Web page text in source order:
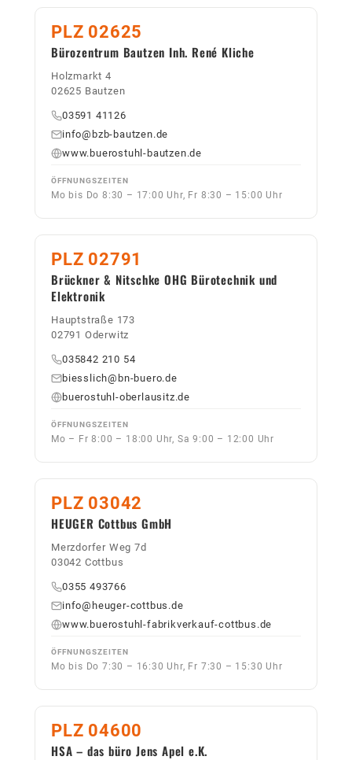
PLZ 02625
Bürozentrum Bautzen Inh. René Kliche
Holzmarkt 4
02625 Bautzen
03591 41126
info@bzb-bautzen.de
www.buerostuhl-bautzen.de
ÖFFNUNGSZEITEN
Mo bis Do 8:30 – 17:00 Uhr, Fr 8:30 – 15:00 Uhr
PLZ 02791
Brückner & Nitschke OHG Bürotechnik und
Elektronik
Hauptstraße 173
02791 Oderwitz
035842 210 54
biesslich@bn-buero.de
buerostuhl-oberlausitz.de
ÖFFNUNGSZEITEN
Mo – Fr 8:00 – 18:00 Uhr, Sa 9:00 – 12:00 Uhr
PLZ 03042
HEUGER Cottbus GmbH
Merzdorfer Weg 7d
03042 Cottbus
0355 493766
info@heuger-cottbus.de
www.buerostuhl-fabrikverkauf-cottbus.de
ÖFFNUNGSZEITEN
Mo bis Do 7:30 – 16:30 Uhr, Fr 7:30 – 15:30 Uhr
PLZ 04600
HSA – das büro Jens Apel e.K.